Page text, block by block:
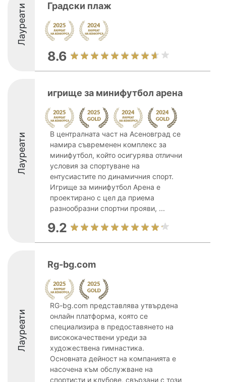
Лауреати Градски плаж
8.6
Лауреати
игрище за минифутбол арена
В централната част на Асеновград се
намира съвременен комплекс за
минифутбол, който осигурява отлични
условия за спортуване на
ентусиастите по динамичния спорт.
Игрище за минифутбол Арена е
проектирано с цел да приема
разнообразни спортни прояви, ...
9.2
Лауреати
Rg-bg.com
RG-bg.com представлява утвърдена
онлайн платформа, която се
специализира в предоставянето на
висококачествени уреди за
художествена гимнастика.
Основната дейност на компанията е
насочена към обслужване на
спортисти и клубове, свързани с този